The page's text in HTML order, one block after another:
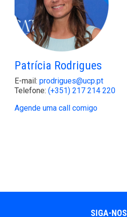
Patrícia Rodrigues
E-mail: prodrigues@ucp.pt
Telefone: (+351) 217 214 220
Agende uma call comigo
SIGA-NOS